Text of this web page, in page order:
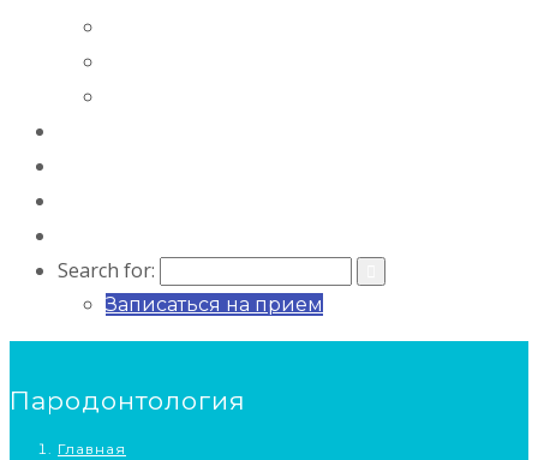
Search for:
Записаться на прием
Пародонтология
Главная